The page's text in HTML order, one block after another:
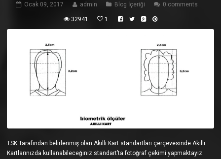
Ocak 09, 2017 admin Blog İçeriği 0 comments
32941 1
TSK Tarafından belirlenmiş olan Akıllı Kart standartları çerçevesinde Akıllı
Kartlarınızda kullanabileceğiniz standart’ta fotoğraf çekimi yapmaktayız.